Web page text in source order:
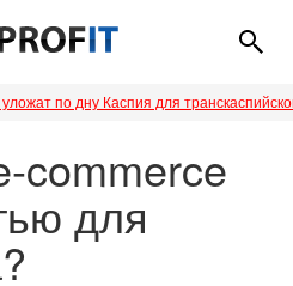
по дну Каспия для
commerce
для